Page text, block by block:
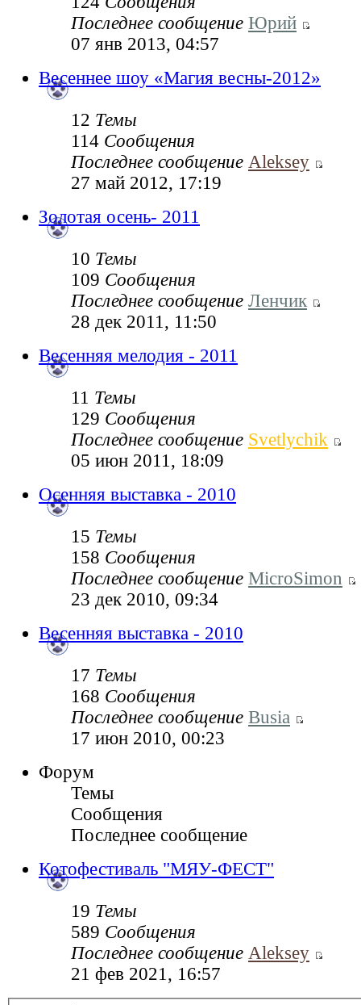
Последнее сообщение Юрий
07 янв 2013, 04:57
Весеннее шоу «Магия весны-2012»
12 Темы
114 Сообщения
Последнее сообщение Aleksey
27 май 2012, 17:19
Золотая осень- 2011
10 Темы
109 Сообщения
Последнее сообщение Ленчик
28 дек 2011, 11:50
Весенняя мелодия - 2011
11 Темы
129 Сообщения
Последнее сообщение Svetlychik
05 июн 2011, 18:09
Осенняя выставка - 2010
15 Темы
158 Сообщения
Последнее сообщение MicroSimon
23 дек 2010, 09:34
Весенняя выставка - 2010
17 Темы
168 Сообщения
Последнее сообщение Busia
17 июн 2010, 00:23
Форум
Темы
Сообщения
Последнее сообщение
Котофестиваль "МЯУ-ФЕСТ"
19 Темы
589 Сообщения
Последнее сообщение Aleksey
21 фев 2021, 16:57